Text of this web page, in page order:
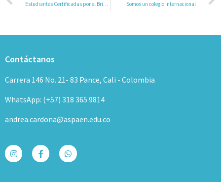
Estudiantes Certificadas por el British Council en Nivel B2 y C1 Somos un colegio internacional
Contáctanos
Carrera 146 No. 21- 83 Pance, Cali - Colombia
WhatsApp: (+57) 318 365 9814
andrea.cardona@aspaen.edu.co